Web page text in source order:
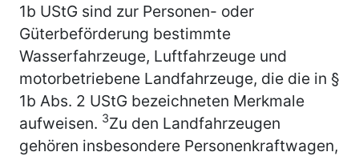
1b UStG sind zur Personen- oder
Güterbeförderung bestimmte
Wasserfahrzeuge, Luftfahrzeuge und
motorbetriebene Landfahrzeuge, die die in §
1b Abs. 2 UStG bezeichneten Merkmale
aufweisen. 3Zu den Landfahrzeugen
gehören insbesondere Personenkraftwagen,